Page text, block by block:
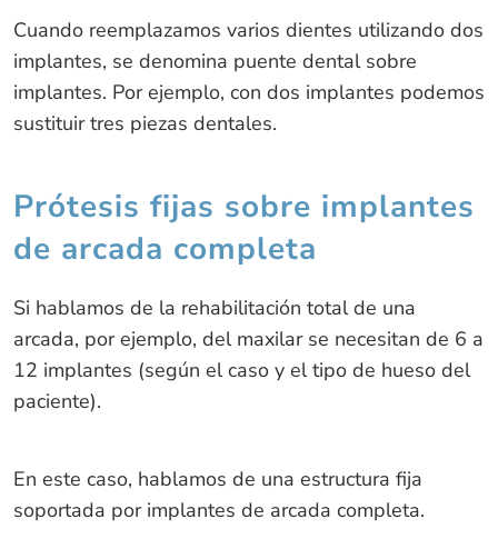
Cuando reemplazamos varios dientes utilizando dos
implantes, se denomina puente dental sobre
implantes. Por ejemplo, con dos implantes podemos
sustituir tres piezas dentales.
Prótesis fijas sobre implantes
de arcada completa
Si hablamos de la rehabilitación total de una
arcada, por ejemplo, del maxilar se necesitan de 6 a
12 implantes (según el caso y el tipo de hueso del
paciente).
En este caso, hablamos de una estructura fija
soportada por implantes de arcada completa.